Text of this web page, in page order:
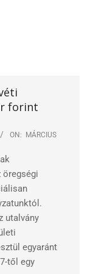
forint
ON:
MÁRCIUS
öregségi
utalvány
egyaránt
től egy